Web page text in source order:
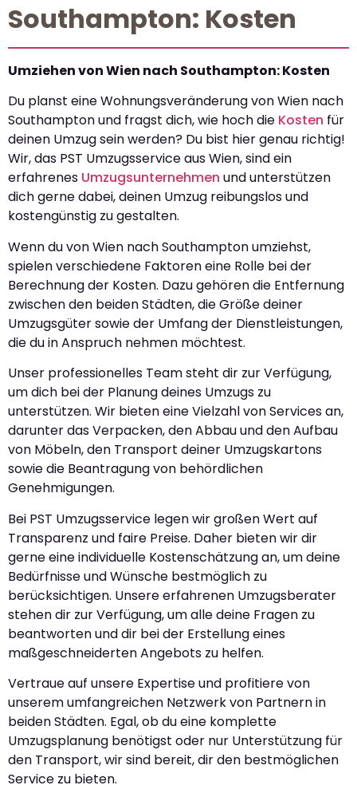
Southampton: Kosten
Umziehen von Wien nach Southampton: Kosten
Du planst eine Wohnungsveränderung von Wien nach
Southampton und fragst dich, wie hoch die Kosten für
deinen Umzug sein werden? Du bist hier genau richtig!
Wir, das PST Umzugsservice aus Wien, sind ein
erfahrenes Umzugsunternehmen und unterstützen
dich gerne dabei, deinen Umzug reibungslos und
kostengünstig zu gestalten.
Wenn du von Wien nach Southampton umziehst,
spielen verschiedene Faktoren eine Rolle bei der
Berechnung der Kosten. Dazu gehören die Entfernung
zwischen den beiden Städten, die Größe deiner
Umzugsgüter sowie der Umfang der Dienstleistungen,
die du in Anspruch nehmen möchtest.
Unser professionelles Team steht dir zur Verfügung,
um dich bei der Planung deines Umzugs zu
unterstützen. Wir bieten eine Vielzahl von Services an,
darunter das Verpacken, den Abbau und den Aufbau
von Möbeln, den Transport deiner Umzugskartons
sowie die Beantragung von behördlichen
Genehmigungen.
Bei PST Umzugsservice legen wir großen Wert auf
Transparenz und faire Preise. Daher bieten wir dir
gerne eine individuelle Kostenschätzung an, um deine
Bedürfnisse und Wünsche bestmöglich zu
berücksichtigen. Unsere erfahrenen Umzugsberater
stehen dir zur Verfügung, um alle deine Fragen zu
beantworten und dir bei der Erstellung eines
maßgeschneiderten Angebots zu helfen.
Vertraue auf unsere Expertise und profitiere von
unserem umfangreichen Netzwerk von Partnern in
beiden Städten. Egal, ob du eine komplette
Umzugsplanung benötigst oder nur Unterstützung für
den Transport, wir sind bereit, dir den bestmöglichen
Service zu bieten.